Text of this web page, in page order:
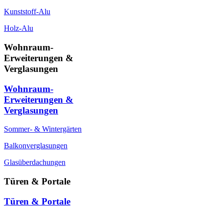
Kunststoff-Alu
Holz-Alu
Wohnraum-
Erweiterungen &
Verglasungen
Wohnraum-
Erweiterungen &
Verglasungen
Sommer- & Wintergärten
Balkonverglasungen
Glasüberdachungen
Türen & Portale
Türen & Portale